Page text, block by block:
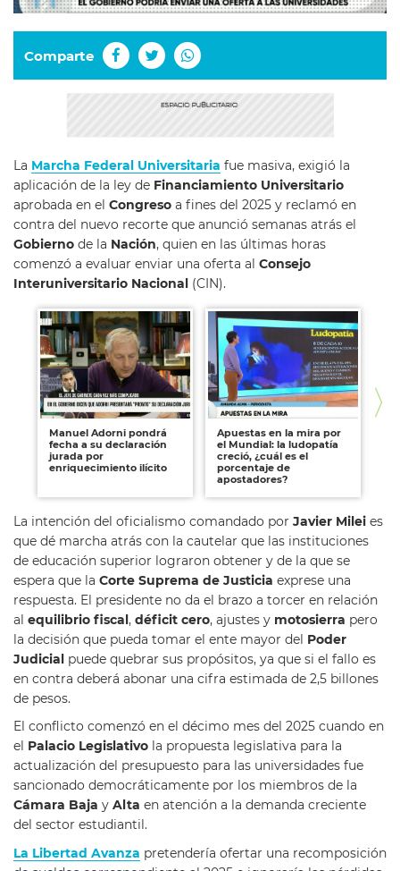
Comparte
La Marcha Federal Universitaria fue masiva, exigió la
aplicación de la ley de Financiamiento Universitario
aprobada en el Congreso a fines del 2025 y reclamó en
contra del nuevo recorte que anunció semanas atrás el
Gobierno de la Nación, quien en las últimas horas
comenzó a evaluar enviar una oferta al Consejo
Interuniversitario Nacional
(CIN).
Manuel Adorni pondrá
fecha a su declaración
jurada por
enriquecimiento ilícito
Apuestas en la mira por
el Mundial: la ludopatía
creció, ¿cuál es el
porcentaje de
apostadores?
La intención del oficialismo comandado por Javier Milei es
que dé marcha atrás con la cautelar que las instituciones
de educación superior lograron obtener y de la que se
espera que la Corte Suprema de Justicia exprese una
respuesta. El presidente no da el brazo a torcer en relación
al equilibrio fiscal , déficit cero, ajustes y motosierra pero
la decisión que pueda tomar el ente mayor del Poder
Judicial
puede quebrar sus propósitos, ya que si el fallo es
en contra deberá abonar una cifra estimada de 2,5 billones
de pesos.
El conflicto comenzó en el décimo mes del 2025 cuando en
el Palacio Legislativo la propuesta legislativa para la
actualización del presupuesto para las universidades fue
sancionado democráticamente por los miembros de la
Cámara Baja y Alta en atención a la demanda creciente
del sector estudiantil.
La Libertad Avanza pretendería ofertar una recomposición